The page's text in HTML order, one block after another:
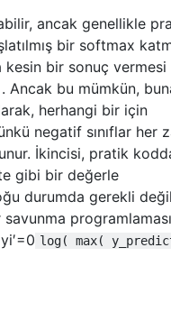
ancak genellikle
bir softmax
kesin bir sonuç vermesi
Ancak bu mümkün,
herhangi bir için
negatif sınıflar her
İkincisi, pratik
gibi bir değerle
durumda gerekli
yi′=0 log( max(